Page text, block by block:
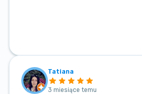
Tatiana
3 miesiące temu